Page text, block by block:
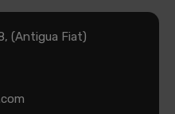
(Antigua Fiat)